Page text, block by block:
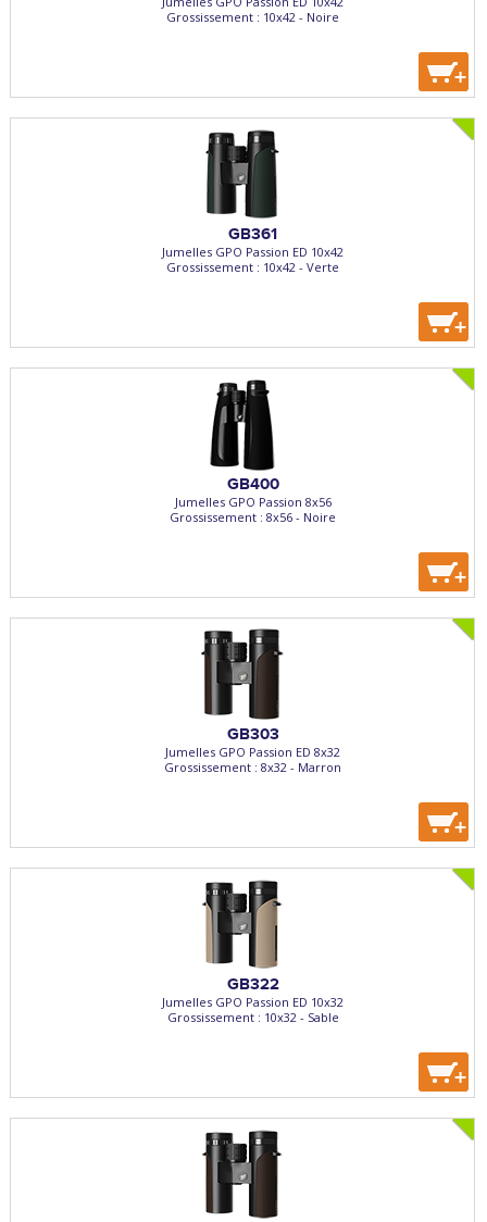
Grossissement : 10x42 - Noire
+
GB361
Jumelles GPO Passion ED 10x42
Grossissement : 10x42 - Verte
+
GB400
Jumelles GPO Passion 8x56
Grossissement : 8x56 - Noire
+
GB303
Jumelles GPO Passion ED 8x32
Grossissement : 8x32 - Marron
+
GB322
Jumelles GPO Passion ED 10x32
Grossissement : 10x32 - Sable
+